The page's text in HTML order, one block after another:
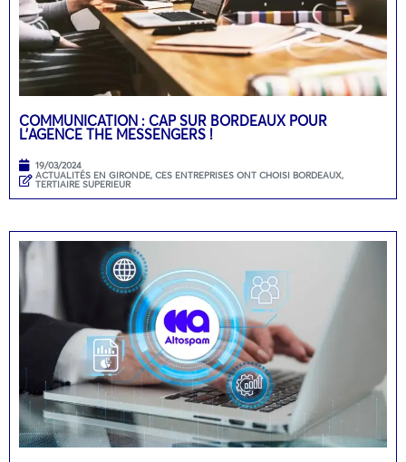
COMMUNICATION : CAP SUR BORDEAUX POUR
L’AGENCE THE MESSENGERS !
19/03/2024
ACTUALITÉS EN GIRONDE, CES ENTREPRISES ONT CHOISI BORDEAUX,
TERTIAIRE SUPERIEUR